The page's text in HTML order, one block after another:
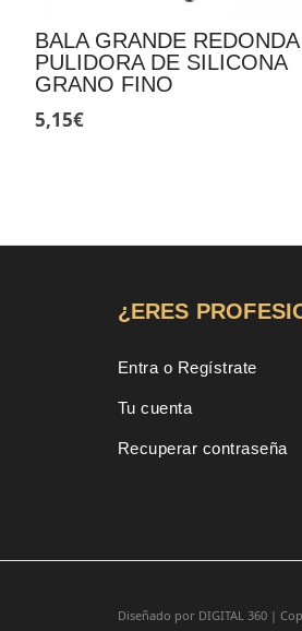
BALA GRANDE REDONDA
PULIDORA DE SILICONA
GRANO FINO
5,15€
¿ERES
Entra o Regístrate
Tu cuenta
Recuperar contraseña
Diseñado por DIGITAL 360 |